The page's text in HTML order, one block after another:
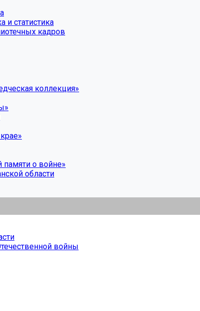
и статистика
кадров
коллекция»
памяти о войне»
области
войны